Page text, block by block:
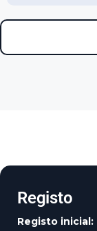
Registo
Registo inicial: